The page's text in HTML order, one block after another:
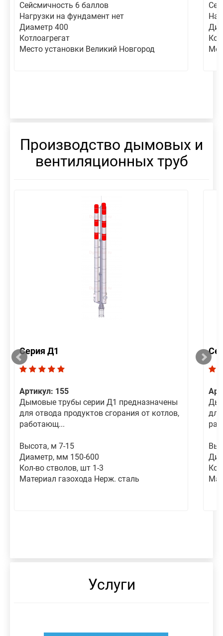
Сейсмичность 6 баллов
Нагрузки на фундамент нет
Диаметр 400
Котлоагрегат
Место установки Великий Новгород
Производство дымовых и
вентиляционных труб
Серия Д1
Артикул: 155
Дымовые трубы серии Д1 предназначены
для отвода продуктов сгорания от котлов,
работающ...
Высота, м 7-15
Диаметр, мм 150-600
Кол-во стволов, шт 1-3
Материал газохода Нерж. сталь
Услуги